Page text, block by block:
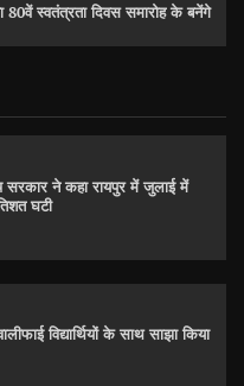
80वें स्वतंत्रता दिवस समारोह के बनेंगे
सरकार ने कहा रायपुर में जुलाई में
घटी
विद्यार्थियों के साथ साझा किया